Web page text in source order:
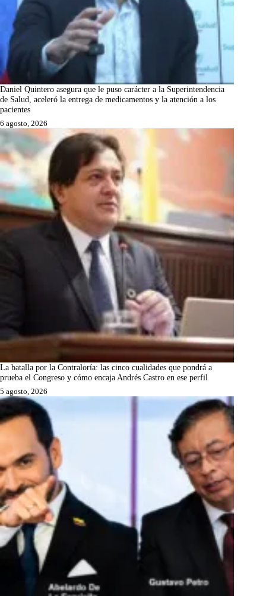
Daniel Quintero asegura que le puso carácter a la Superintendencia
de Salud, aceleró la entrega de medicamentos y la atención a los
pacientes
6 agosto, 2026
La batalla por la Contraloría: las cinco cualidades que pondrá a
prueba el Congreso y cómo encaja Andrés Castro en ese perfil
5 agosto, 2026